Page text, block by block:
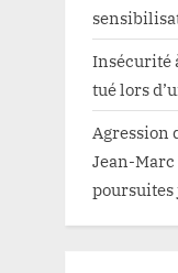
Insécurité
tué lors
Agression
Jean-